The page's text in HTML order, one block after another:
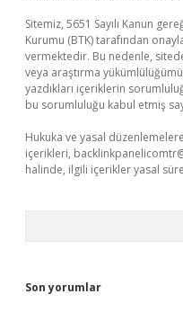
Sitemiz, 5651 Sayılı Kanun
Kurumu (BTK) tarafından
vermektedir. Bu nedenle,
veya araştırma
yazdıkları içeriklerin
bu sorumluluğu kabul etmiş
Hukuka ve yasal
içerikleri,
halinde, ilgili içerikler yasal
Son yorumlar